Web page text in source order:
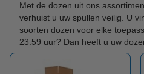
Met de dozen uit ons
verhuist u uw spullen veilig. U
soorten dozen voor elke
23.59 uur? Dan heeft u uw